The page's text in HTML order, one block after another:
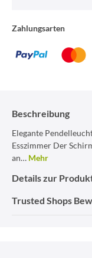
Zahlungsarten
Beschreibung
Elegante
Esszimmer Der
an… Mehr
Details zur
Trusted Shops